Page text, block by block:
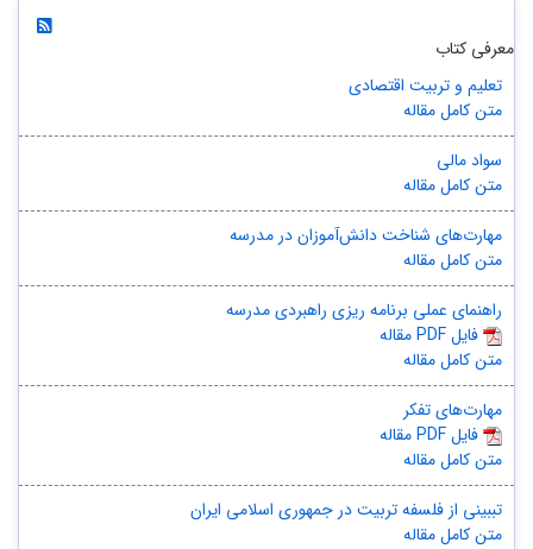
معرفی کتاب
تعلیم و تربیت اقتصادی
متن کامل مقاله
سواد مالی
متن کامل مقاله
مهارت‌های شناخت دانش‌آموزان در مدرسه
متن کامل مقاله
راهنمای عملی برنامه ریزی راهبردی مدرسه
مقاله PDF فایل
متن کامل مقاله
مهارت‌های تفکر
مقاله PDF فایل
متن کامل مقاله
تببینی از فلسفه تربیت در جمهوری اسلامی ایران
متن کامل مقاله